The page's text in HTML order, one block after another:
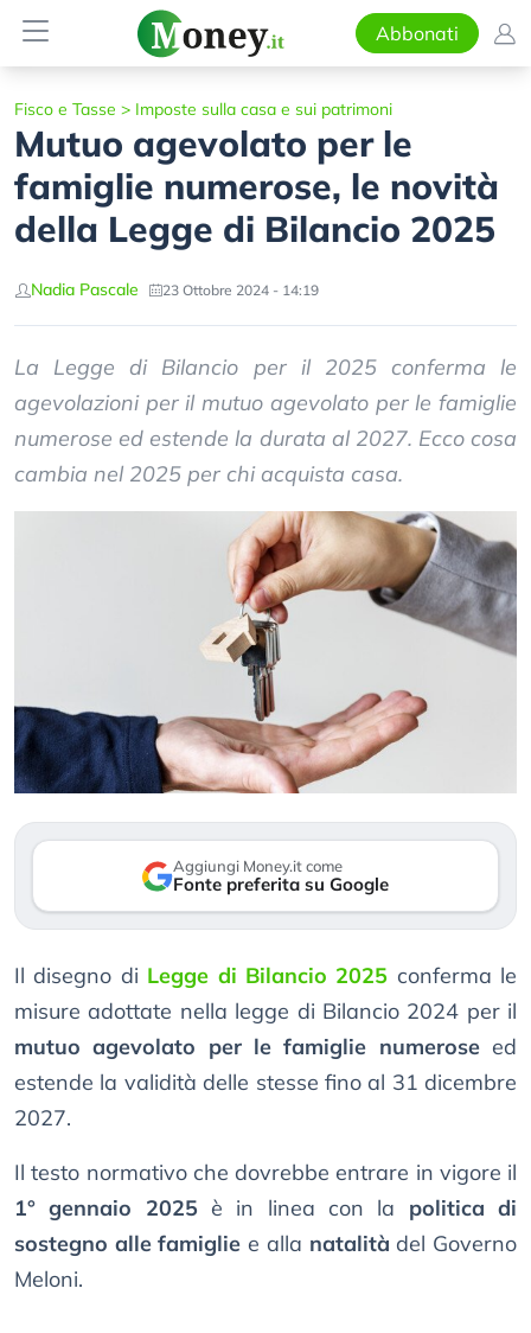
Abbonati
Fisco e Tasse > Imposte sulla casa e sui patrimoni
Mutuo agevolato per le
famiglie numerose, le novità
della Legge di Bilancio 2025
Nadia Pascale 23 Ottobre 2024 - 14:19
La Legge di Bilancio per il 2025 conferma le
agevolazioni per il mutuo agevolato per le famiglie
numerose ed estende la durata al 2027. Ecco cosa
cambia nel 2025 per chi acquista casa.
Aggiungi Money.it come
Fonte preferita su Google
Il disegno di Legge di Bilancio 2025 conferma le
misure adottate nella legge di Bilancio 2024 per il
mutuo agevolato per le famiglie numeroseed
estende la validità delle stesse fino al 31 dicembre
2027.
Il testo normativo che dovrebbe entrare in vigore il
1° gennaio 2025 è in linea con la politica di
sostegno alle famiglie e alla natalità del Governo
Meloni.